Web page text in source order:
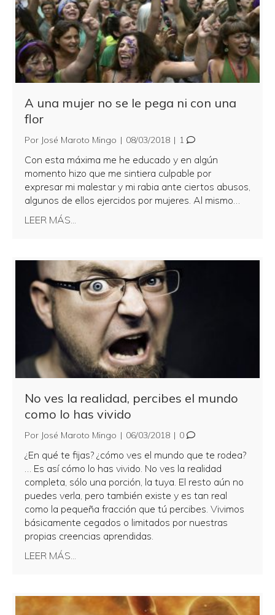
A una mujer no se le pega ni con una
flor
Por José Maroto Mingo | 08/03/2018 | 1
Con esta máxima me he educado y en algún
momento hizo que me sintiera culpable por
expresar mi malestar y mi rabia ante ciertos abusos,
algunos de ellos ejercidos por mujeres. Al mismo…
LEER MÁS...
No ves la realidad, percibes el mundo
como lo has vivido
Por José Maroto Mingo | 06/03/2018 | 0
¿En qué te fijas? ¿cómo ves el mundo que te rodea?
… Es así cómo lo has vivido. No ves la realidad
completa, sólo una porción, la tuya. El resto aún no
puedes verla, pero también existe y es tan real
como la pequeña fracción que tú percibes. Vivimos
básicamente cegados o limitados por nuestras
propias creencias aprendidas.
LEER MÁS...